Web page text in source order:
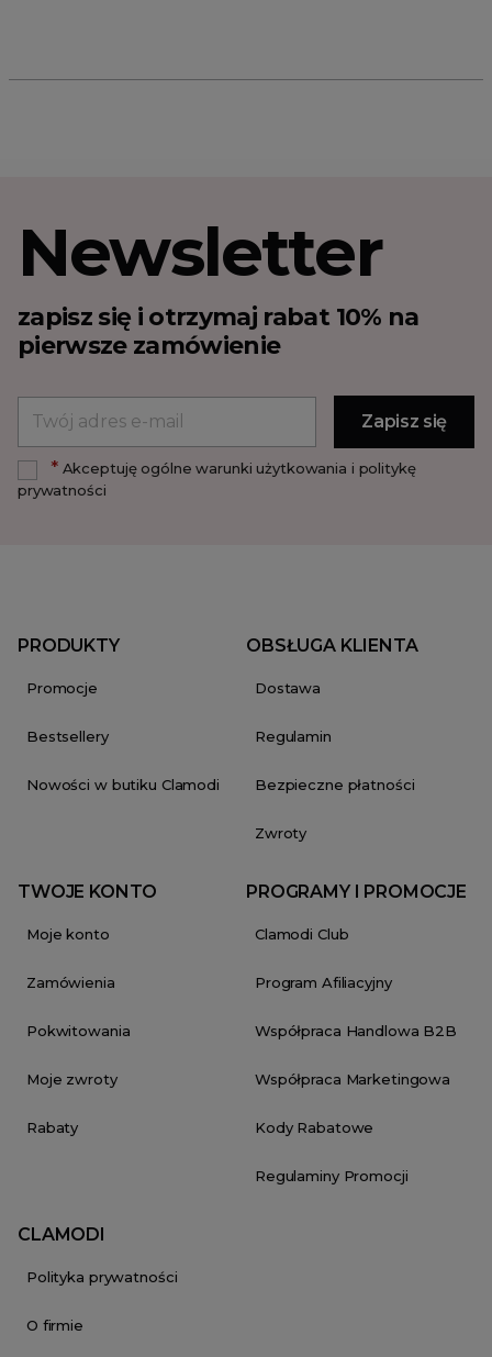
Newsletter
zapisz się i otrzymaj rabat 10% na
pierwsze zamówienie
*Akceptuję ogólne warunki użytkowania i politykę
prywatności
PRODUKTY
Promocje
Bestsellery
Nowości w butiku Clamodi
OBSŁUGA KLIENTA
Dostawa
Regulamin
Bezpieczne płatności
Zwroty
TWOJE KONTO
Moje konto
Zamówienia
Pokwitowania
Moje zwroty
Rabaty
PROGRAMY I PROMOCJE
Clamodi Club
Program Afiliacyjny
Współpraca Handlowa B2B
Współpraca Marketingowa
Kody Rabatowe
Regulaminy Promocji
CLAMODI
Polityka prywatności
O firmie